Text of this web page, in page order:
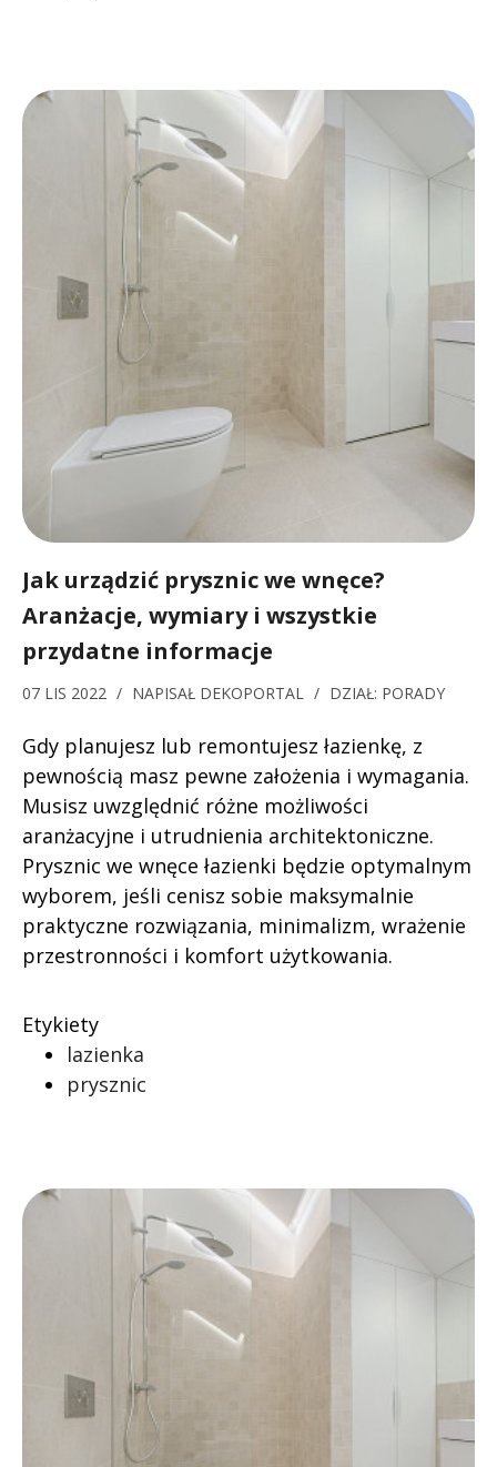
Jak urządzić prysznic we wnęce?
Aranżacje, wymiary i wszystkie
przydatne informacje
07 LIS 2022 / NAPISAŁ DEKOPORTAL / DZIAŁ: PORADY
Gdy planujesz lub remontujesz łazienkę, z
pewnością masz pewne założenia i wymagania.
Musisz uwzględnić różne możliwości
aranżacyjne i utrudnienia architektoniczne.
Prysznic we wnęce łazienki będzie optymalnym
wyborem, jeśli cenisz sobie maksymalnie
praktyczne rozwiązania, minimalizm, wrażenie
przestronności i komfort użytkowania.
Etykiety
lazienka
prysznic